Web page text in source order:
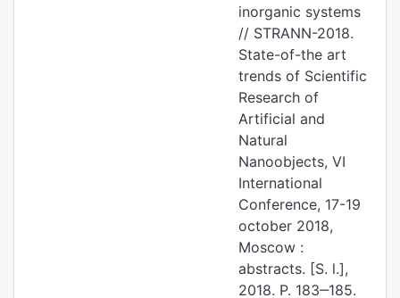
inorganic systems
// STRANN-2018.
State-of-the art
trends of Scientific
Research of
Artificial and
Natural
Nanoobjects, VI
International
Conference, 17-19
october 2018,
Moscow :
abstracts. [S. l.],
2018. P. 183‒185.